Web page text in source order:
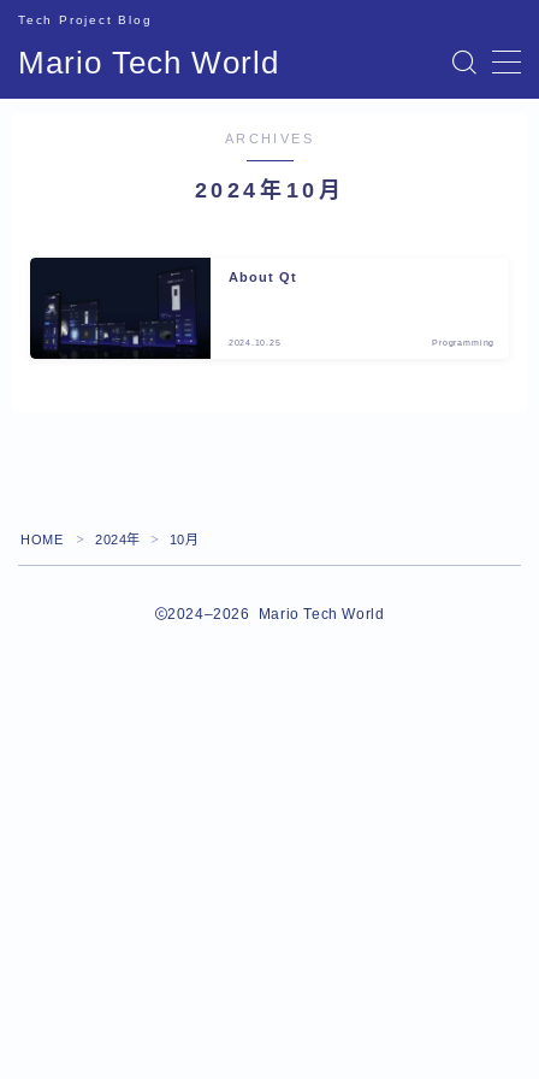
Mario Tech World
Tech Project Blog
ARCHIVES
2024年10月
About Qt
2024.10.25 Programming
HOME ＞ 2024年 ＞ 10月
2024–2026 Mario Tech World